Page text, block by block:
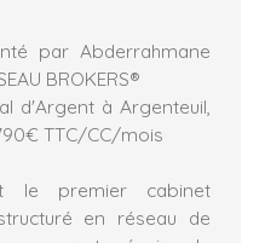
par Abderrahmane
BROKERS®
d'Argent à Argenteuil,
TTC/CC/mois
le premier cabinet
en réseau de